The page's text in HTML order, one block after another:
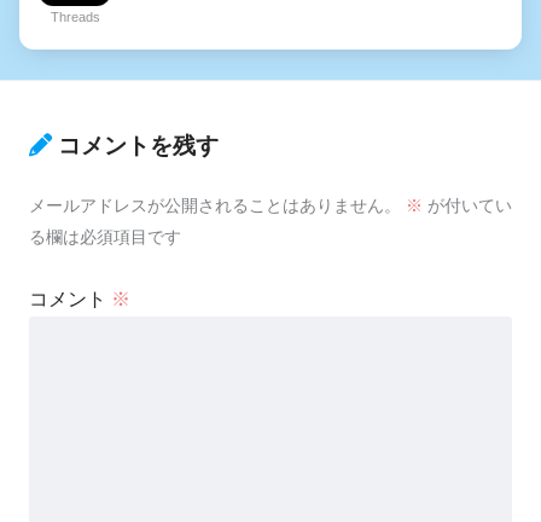
Threads
コメントを残す
メールアドレスが公開されることはありません。 ※ が付いてい
る欄は必須項目です
コメント ※